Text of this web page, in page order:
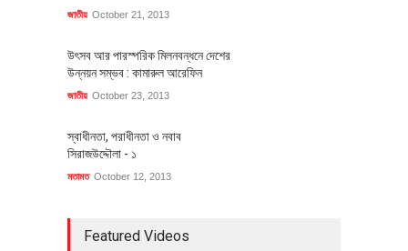
জাতীয় October 21, 2013
উৎসব আর পারস্পরিক মিলনবন্ধনে দেশের
উন্নয়ন সম্ভব : কামারুল আরেফিন
জাতীয় October 23, 2013
স্বাধীনতা, পরাধীনতা ও নবাব
সিরাজউদ্দৌলা - ১
মতামত October 12, 2013
Featured Videos